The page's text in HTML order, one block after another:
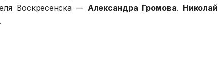
Воскресенска — Александра Громова. Николай